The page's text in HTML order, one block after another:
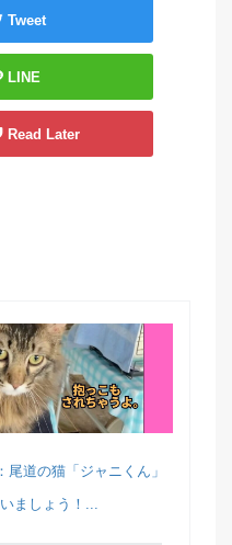
Tweet
LINE
Read Later
尾道の猫「ジャニくん」
ましょう！...